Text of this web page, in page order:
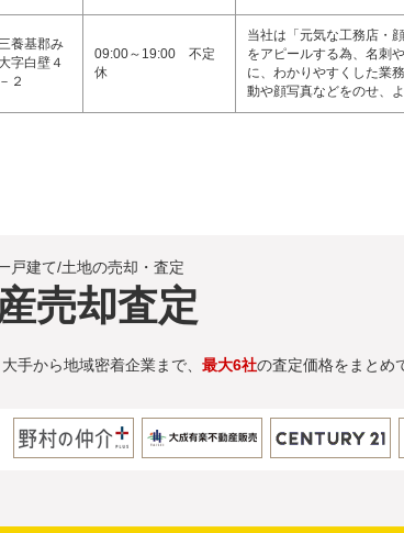
養基郡み
字白壁４
２
09:00～19:00 不定
休
当社は「元気な工務店・
をアピールする為、名刺
に、わかりやすくした業
動や顔写真などをのせ、
戸建て/土地の売却・査定
売却査定
手から地域密着企業まで、 最大6社の査定価格をまとめ